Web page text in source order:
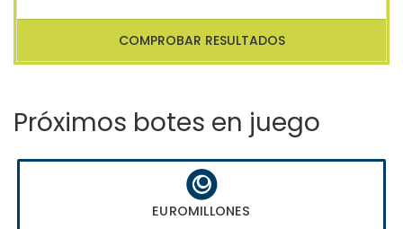
COMPROBAR RESULTADOS
Próximos botes en juego
EUROMILLONES